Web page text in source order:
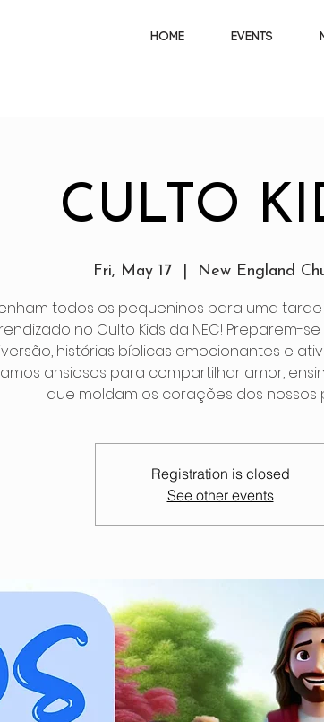
HOME EVENTS
CULTO
Fri, May 17
  |
New England
todos os pequeninos para uma
no Culto Kids da NEC! Preparem-
histórias bíblicas emocionantes e
ansiosos para compartilhar amor,
que moldam os corações dos nossos
Registration is closed
See other events